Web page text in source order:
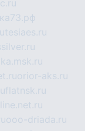
tesiaes.ru
orior-aks.ru
flatnsk.ru
ooo-driada.ru